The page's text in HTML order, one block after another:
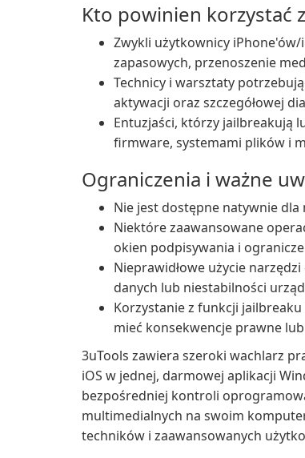
Kto powinien korzystać
Zwykli użytkownicy
zapasowych, przenoszenie
Technicy i warsztaty
aktywacji oraz szczegółowej
Entuzjaści, którzy jailbreakują
firmware, systemami plików i
Ograniczenia i ważne
Nie jest dostępne natywnie
Niektóre zaawansowane
okien podpisywania i
Nieprawidłowe użycie
danych lub niestabilności
Korzystanie z funkcji
mieć konsekwencje prawne
3uTools zawiera szeroki wachlarz
iOS w jednej, darmowej aplikacji
bezpośredniej kontroli
multimedialnych na swoim
techników i zaawansowanych